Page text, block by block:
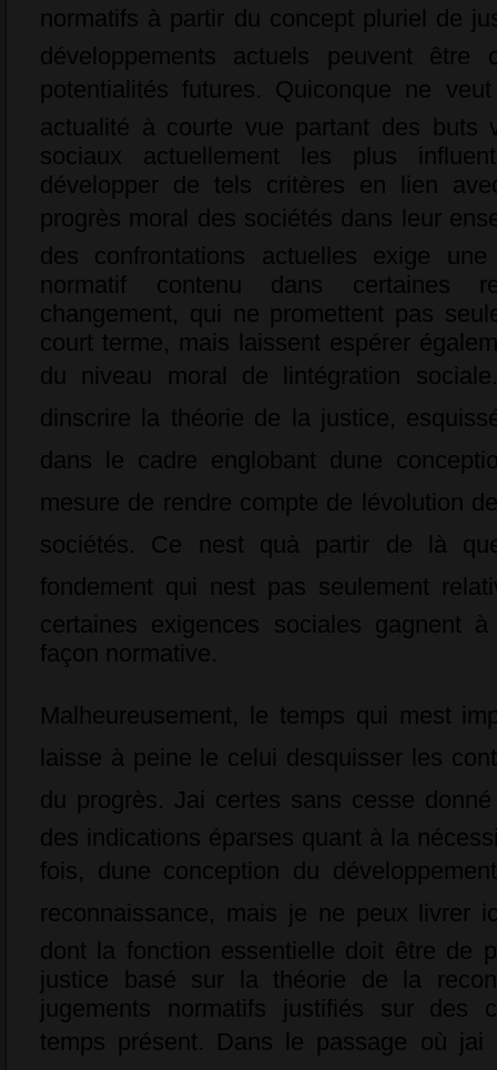
normatifs à partir du concept pluriel de
développements actuels peuvent
potentialités futures. Quiconque ne
actualité à courte vue partant des buts
sociaux actuellement les plus
développer de tels critères en lien
progrès moral des sociétés dans leur
des confrontations actuelles exige
normatif contenu dans certaines
changement, qui ne promettent pas
court terme, mais laissent espérer
du niveau moral de lintégration
dinscrire la théorie de la justice,
dans le cadre englobant dune
mesure de rendre compte de lévolution
sociétés. Ce nest quà partir de là
fondement qui nest pas seulement
certaines exigences sociales gagnent
façon normative.
Malheureusement, le temps qui mest
laisse à peine le celui desquisser les
du progrès. Jai certes sans cesse
des indications éparses quant à la
fois, dune conception du
reconnaissance, mais je ne peux livrer
dont la fonction essentielle doit être de
justice basé sur la théorie de la
jugements normatifs justifiés sur des
temps présent. Dans le passage où